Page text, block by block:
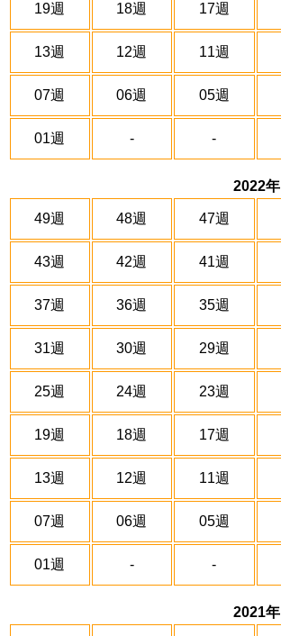
19週 18週 17週
13週 12週 11週
07週 06週 05週
01週 - -
2022年
49週 48週 47週
43週 42週 41週
37週 36週 35週
31週 30週 29週
25週 24週 23週
19週 18週 17週
13週 12週 11週
07週 06週 05週
01週 - -
2021年